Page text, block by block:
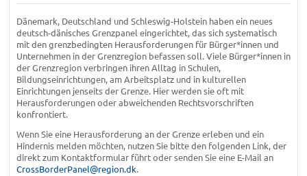
Dänemark, Deutschland und Schleswig-Holstein haben ein neues
deutsch-dänisches Grenzpanel eingerichtet, das sich systematisch
mit den grenzbedingten Herausforderungen für Bürger*innen und
Unternehmen in der Grenzregion befassen soll. Viele Bürger*innen in
der Grenzregion verbringen ihren Alltag in Schulen,
Bildungseinrichtungen, am Arbeitsplatz und in kulturellen
Einrichtungen jenseits der Grenze. Hier werden sie oft mit
Herausforderungen oder abweichenden Rechtsvorschriften
konfrontiert.
Wenn Sie eine Herausforderung an der Grenze erleben und ein
Hindernis melden möchten, nutzen Sie bitte den folgenden Link, der
direkt zum Kontaktformular führt oder senden Sie eine E-Mail an
CrossBorderPanel@region.dk.